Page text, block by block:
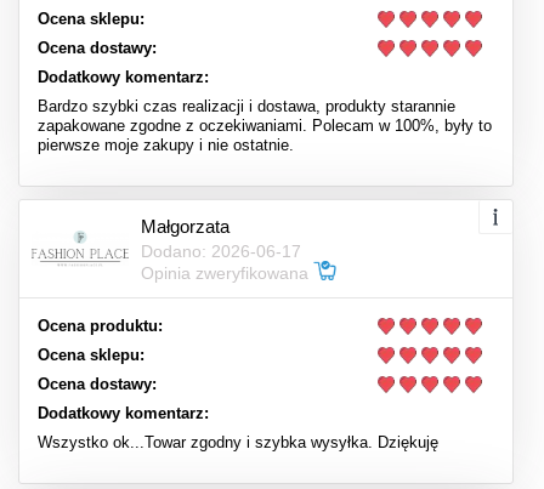
Ocena sklepu:
Ocena dostawy:
Dodatkowy komentarz:
Bardzo szybki czas realizacji i dostawa, produkty starannie
zapakowane zgodne z oczekiwaniami. Polecam w 100%, były to
pierwsze moje zakupy i nie ostatnie.
Małgorzata
Dodano: 2026-06-17
Opinia zweryfikowana
Ocena produktu:
Ocena sklepu:
Ocena dostawy:
Dodatkowy komentarz:
Wszystko ok...Towar zgodny i szybka wysyłka. Dziękuję